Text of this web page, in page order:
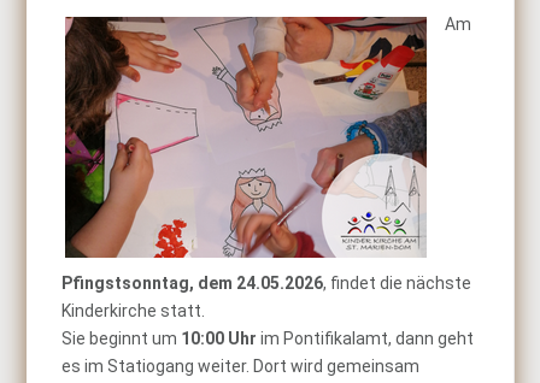
Am
Pfingstsonntag, dem 24.05.2026, findet die nächste
Kinderkirche statt.
Sie beginnt um 10:00 Uhr im Pontifikalamt, dann geht
es im Statiogang weiter. Dort wird gemeinsam